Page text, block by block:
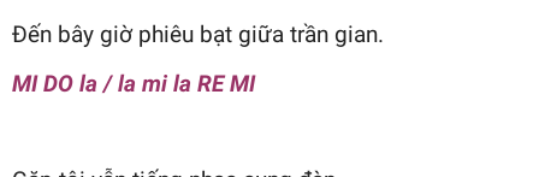
Đến bây giờ phiêu bạt giữa trần gian.
MI DO la / la mi la RE MI